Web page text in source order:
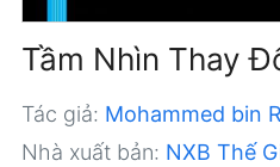
Tầm Nhìn Thay
Tác giả: Mohammed bin
Nhà xuất bản: NXB Thế